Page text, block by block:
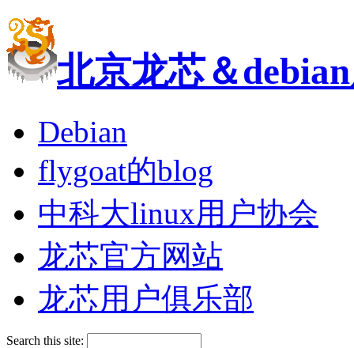
北京龙芯＆
Debian
flygoat的blog
中科大linux用户协会
龙芯官方网站
龙芯用户俱乐部
Search this site: